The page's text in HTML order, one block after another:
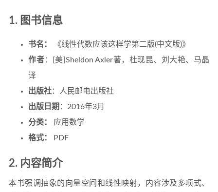
1. 图书信息
书名：
《线性代数应该这样学第二版(中文版)》
作者：[美]Sheldon Axler著，杜现昆、刘大艳、马晶
译
出版社：人民邮电出版社
出版日期 ：2016年3月
分类：
应用数学
格式：
PDF
2. 内容简介
本书强调抽象的向量空间和线性映射，内容涉及多项式、